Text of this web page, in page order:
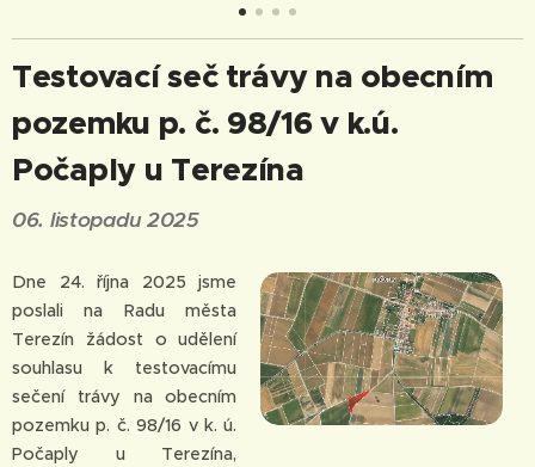
Testovací seč trávy na obecním
pozemku p. č. 98/16 v k.ú.
Počaply u Terezína
06. listopadu 2025
Dne 24. října 2025 jsme
poslali na Radu města
Terezín žádost o udělení
souhlasu k testovacímu
sečení trávy na obecním
pozemku p. č. 98/16 v k. ú.
Počaply u Terezína,